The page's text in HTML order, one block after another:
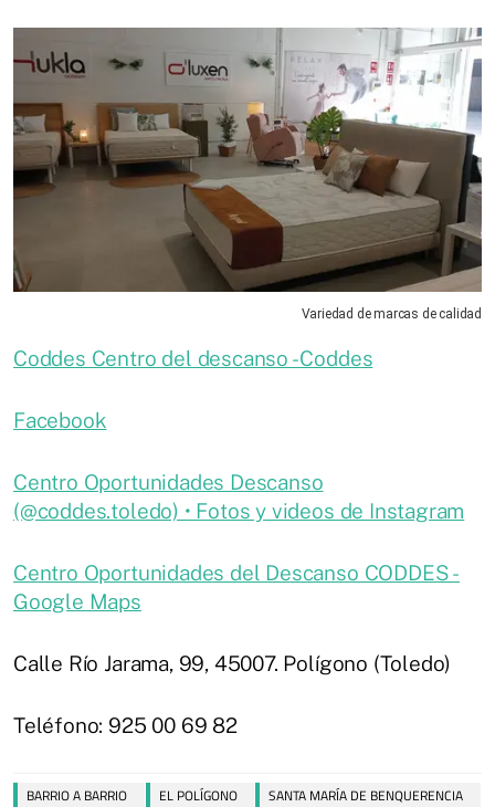
Variedad de marcas de calidad
Coddes Centro del descanso - Coddes
Facebook
Centro Oportunidades Descanso
(@coddes.toledo) • Fotos y videos de Instagram
Centro Oportunidades del Descanso CODDES -
Google Maps
Calle Río Jarama, 99, 45007. Polígono (Toledo)
Teléfono: 925 00 69 82
BARRIO A BARRIO EL POLÍGONO
SANTA MARÍA DE BENQUERENCIA